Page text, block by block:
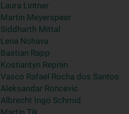
Laura Lintner
Martin Meyerspeer
Siddharth Mittal
Lena Nohava
Bastian Rapp
Kostiantyn Repnin
Vasco Rafael Rocha dos Santos
Aleksandar Roncevic
Albrecht Ingo Schmid
Martin Tik